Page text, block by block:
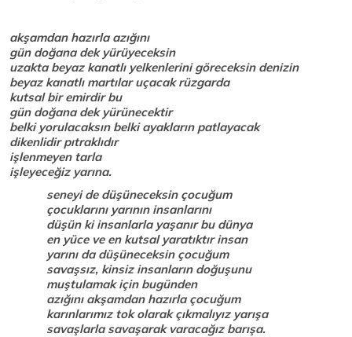
akşamdan hazırla azığını
gün doğana dek yürüyeceksin
uzakta beyaz kanatlı yelkenlerini göreceksin denizin
beyaz kanatlı martılar uçacak rüzgarda
kutsal bir emirdir bu
gün doğana dek yürünecektir
belki yorulacaksın belki ayakların patlayacak
dikenlidir pıtraklıdır
işlenmeyen tarla
işleyeceğiz yarına.
seneyi de düşüneceksin çocuğum
çocuklarını yarının insanlarını
düşün ki insanlarla yaşanır bu dünya
en yüce ve en kutsal yaratıktır insan
yarını da düşüneceksin çocuğum
savaşsız, kinsiz insanların doğuşunu
muştulamak için bugünden
azığını akşamdan hazırla çocuğum
karınlarımız tok olarak çıkmalıyız yarışa
savaşlarla savaşarak varacağız barışa.